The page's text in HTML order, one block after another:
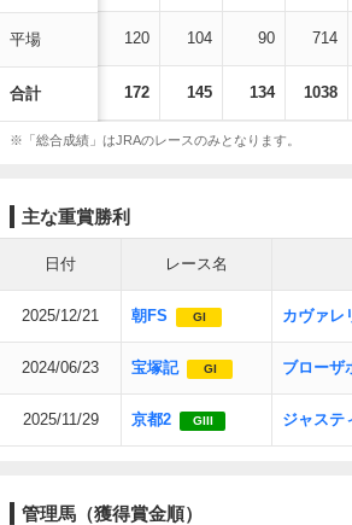
平場
合計
120 104 90 714
172 145 134 1038
※「総合成績」はJRAのレースのみとなります。
主な重賞勝利
日付 レース名
2025/12/21 朝FS GI カヴァレ
2024/06/23 宝塚記 GI ブローザ
2025/11/29 京都2 GIII ジャステ
管理馬（獲得賞金順）